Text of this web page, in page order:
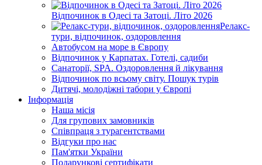
Відпочинок в Одесі та Затоці. Літо 2026
Релакс-
тури, відпочинок, оздоровлення
Автобусом на море в Європу
Відпочинок у Карпатах. Готелі, садиби
Санаторії, SPA. Оздоровлення й лікування
Відпочинок по всьому світу. Пошук турів
Дитячі, молодіжні табори у Європі
Інформація
Наша місія
Для групових замовників
Співпраця з турагентствами
Відгуки про нас
Пам'ятки України
Подарункові сертифікати